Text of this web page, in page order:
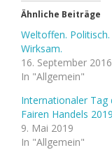
Ähnliche Beiträge
Weltoffen. Politisch.
Wirksam.
16. September 2016
In "Allgemein"
Internationaler Tag
Fairen Handels 2019
9. Mai 2019
In "Allgemein"